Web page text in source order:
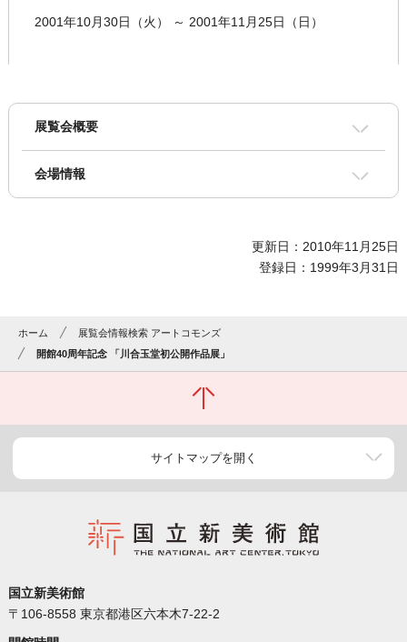
2001年10月30日（火） ～ 2001年11月25日（日）
展覧会概要
会場情報
更新日：2010年11月25日
登録日：1999年3月31日
ホーム
展覧会情報検索 アートコモンズ
開館40周年記念 「川合玉堂初公開作品展」
サイトマップを開く
国立新美術館
〒106-8558 東京都港区六本木7-22-2